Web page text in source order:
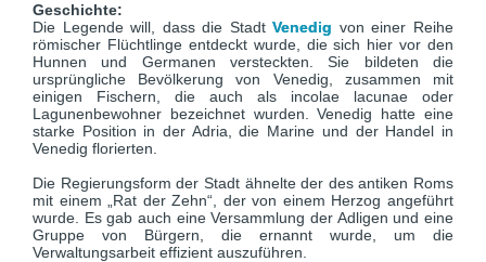
Geschichte:
Die Legende will, dass die StadtVenedig von einer Reihe
römischer Flüchtlinge entdeckt wurde, die sich hier vor den
Hunnen und Germanen versteckten. Sie bildeten die
ursprüngliche Bevölkerung von Venedig, zusammen mit
einigen Fischern, die auch als incolae lacunae oder
Lagunenbewohner bezeichnet wurden. Venedig hatte eine
starke Position in der Adria, die Marine und der Handel in
Venedig florierten.
Die Regierungsform der Stadt ähnelte der des antiken Roms
mit einem „Rat der Zehn“, der von einem Herzog angeführt
wurde. Es gab auch eine Versammlung der Adligen und eine
Gruppe von Bürgern, die ernannt wurde, um die
Verwaltungsarbeit effizient auszuführen.